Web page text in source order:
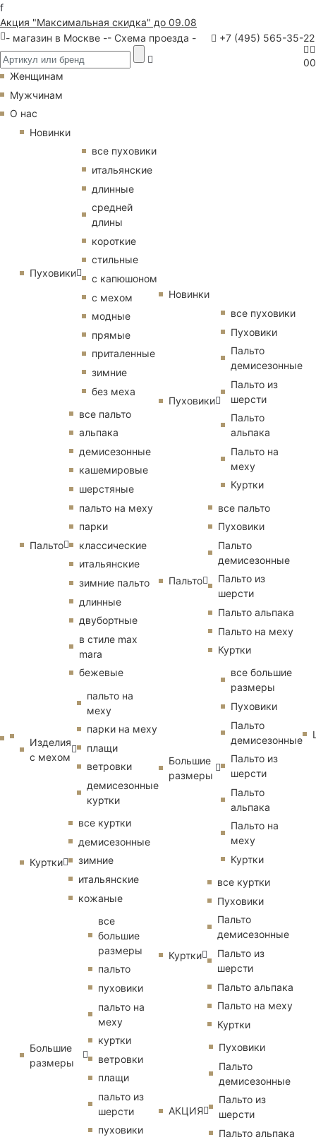
f
Акция "Максимальная скидка" до 09.08
- магазин в Москве -- Схема проезда - +7 (495) 565-35-22
00
Женщинам
Мужчинам
О нас
Новинки
Пуховики
все пуховики
итальянские
длинные
средней
длины
короткие
стильные
с капюшоном
с мехом
модные
прямые
приталенные
зимние
без меха
Пальто
все пальто
альпака
демисезонные
кашемировые
шерстяные
пальто на меху
парки
классические
итальянские
зимние пальто
длинные
двубортные
в стиле max
mara
бежевые
Изделия
с мехом
пальто на
меху
парки на меху
плащи
ветровки
демисезонные
куртки
Куртки
все куртки
демисезонные
зимние
итальянские
кожаные
Большие
размеры
все
большие
размеры
пальто
пуховики
пальто на
меху
куртки
ветровки
плащи
пальто из
шерсти
пуховики
Новинки
Пуховики
все пуховики
Пуховики
Пальто
демисезонные
Пальто из
шерсти
Пальто
альпака
Пальто на
меху
Куртки
Пальто
все пальто
Пуховики
Пальто
демисезонные
Пальто из
шерсти
Пальто альпака
Пальто на меху
Куртки
Большие
размеры
все большие
размеры
Пуховики
Пальто
демисезонные
Пальто из
шерсти
Пальто
альпака
Пальто на
меху
Куртки
Куртки
все куртки
Пуховики
Пальто
демисезонные
Пальто из
шерсти
Пальто альпака
Пальто на меху
Куртки
АКЦИЯ
Пуховики
Пальто
демисезонные
Пальто из
шерсти
Пальто альпака